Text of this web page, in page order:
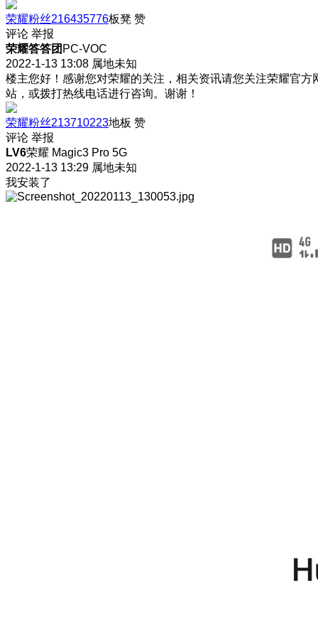
荣耀粉丝216435776板凳 赞
评论 举报
荣耀答答团 PC-VOC
2022-1-13 13:08 属地未知
楼主您好！感谢您对荣耀的关注，相关资讯请您关注荣耀官方
站，或拨打热线电话进行咨询。谢谢！
荣耀粉丝213710223地板 赞
评论 举报
LV6荣耀 Magic3 Pro 5G
2022-1-13 13:29 属地未知
我安装了